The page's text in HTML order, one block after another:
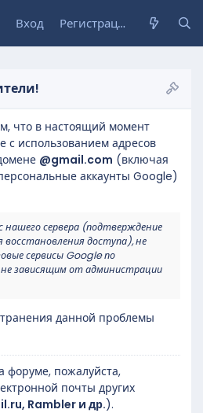
Вход Регистрация
что в настоящий момент
с использованием адресов
@gmail.com (включая
аккаунты Google)
нашего сервера (подтверждение
восстановления доступа), не
сервисы Google по
зависящим от администрации
данной проблемы
форуме, пожалуйста,
почты других
Rambler и др.).